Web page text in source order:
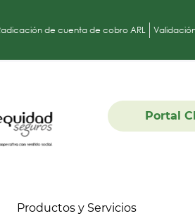
de cuenta de cobro ARL
Portal
Productos y Servicios